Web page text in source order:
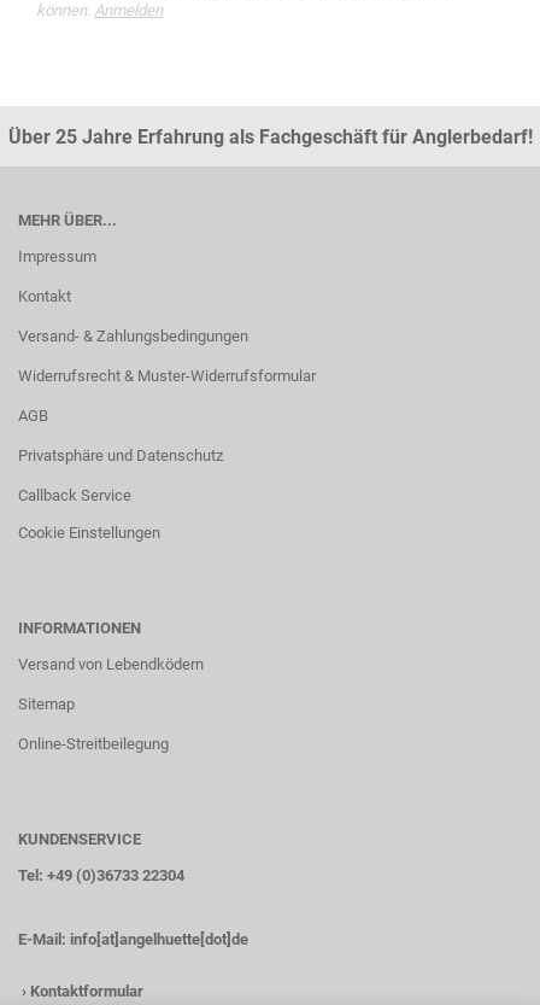
können. Anmelden
Über 25 Jahre Erfahrung als Fachgeschäft für Anglerbedarf!
MEHR ÜBER...
Impressum
Kontakt
Versand- & Zahlungsbedingungen
Widerrufsrecht & Muster-Widerrufsformular
AGB
Privatsphäre und Datenschutz
Callback Service
Cookie Einstellungen
INFORMATIONEN
Versand von Lebendködern
Sitemap
Online-Streitbeilegung
KUNDENSERVICE
Tel: +49 (0)36733 22304
E-Mail: info[at]angelhuette[dot]de
› Kontaktformular